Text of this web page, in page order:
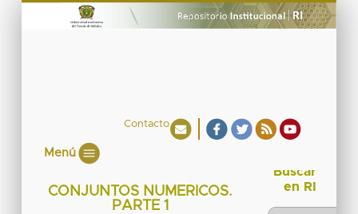
Contacto
Menú
CONJUNTOS NUMERICOS.
PARTE 1
Buscar
en RI